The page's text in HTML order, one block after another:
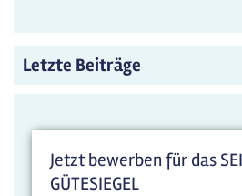
Letzte Beiträge
Jetzt bewerben für das
GÜTESIEGEL